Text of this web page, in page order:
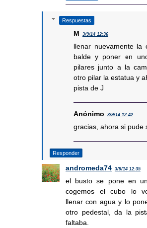
Respuestas
M 3/9/14 12:36
llenar nuevamente la
balde y poner en
pilares junto a la
otro pilar la estatua y
pista de J
Anónimo 3/9/14 12:42
gracias, ahora si pude
Responder
andromeda74 3/9/14 12:35
el busto se pone en un
cogemos el cubo lo
llenar con agua y lo
otro pedestal, da la
faltaba.